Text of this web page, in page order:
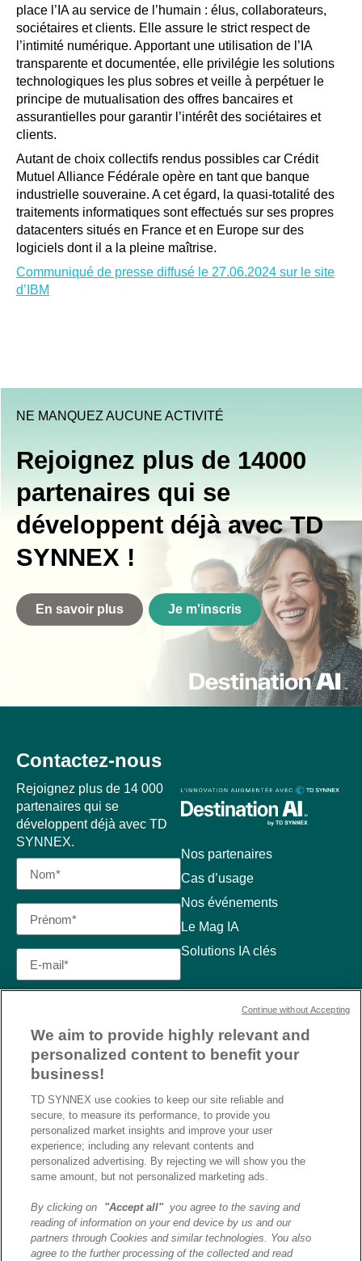
place l’IA au service de l’humain : élus, collaborateurs,
sociétaires et clients. Elle assure le strict respect de
l’intimité numérique. Apportant une utilisation de l’IA
transparente et documentée, elle privilégie les solutions
technologiques les plus sobres et veille à perpétuer le
principe de mutualisation des offres bancaires et
assurantielles pour garantir l’intérêt des sociétaires et
clients.
Autant de choix collectifs rendus possibles car Crédit
Mutuel Alliance Fédérale opère en tant que banque
industrielle souveraine. A cet égard, la quasi-totalité des
traitements informatiques sont effectués sur ses propres
datacenters situés en France et en Europe sur des
logiciels dont il a la pleine maîtrise.
Communiqué de presse diffusé le 27.06.2024 sur le site
d’IBM
NE MANQUEZ AUCUNE ACTIVITÉ
Rejoignez plus de 14000
partenaires qui se
développent déjà avec TD
SYNNEX !
En savoir plus Je m'inscris
Nos partenaires
Cas d’usage
Nos événements
Le Mag IA
Solutions IA clés
Contactez-nous
Rejoignez plus de 14 000
partenaires qui se
développent déjà avec TD
SYNNEX.
J’ai lu et j’accepte la
politique de confidentialité et
We aim to provide highly relevant and
personalized content to benefit your
business!
TD SYNNEX use cookies to keep our site reliable and
secure, to measure its performance, to provide you
personalized market insights and improve your user
experience; including any relevant contents and
personalized advertising. By rejecting we will show you the
same amount, but not personalized marketing ads.
By clicking on "Accept all"you agree to the saving and
reading of information on your end device by us and our
partners through Cookies and similar technologies. You also
agree to the further processing of the collected and read
Continue without Accepting